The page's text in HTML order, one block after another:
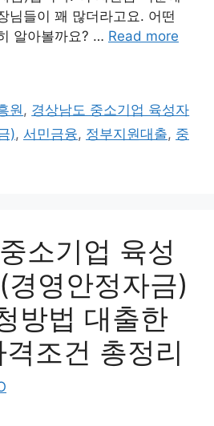
님들이 꽤 많더라고요. 어떤
알아볼까요? … Read more
원 , 경상남도 중소기업 육성자
), 서민금융, 정부지원대출, 중
소기업 육성
영안정자금)
방법 대출한
조건 총정리